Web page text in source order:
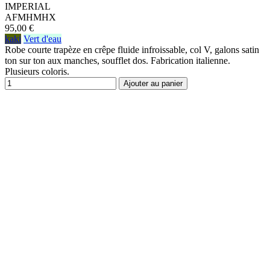
IMPERIAL
AFMHMHX
95,00 €
kaki Vert d'eau
Robe courte trapèze en crêpe fluide infroissable, col V, galons satin
ton sur ton aux manches, soufflet dos. Fabrication italienne.
Plusieurs coloris.
Ajouter au panier